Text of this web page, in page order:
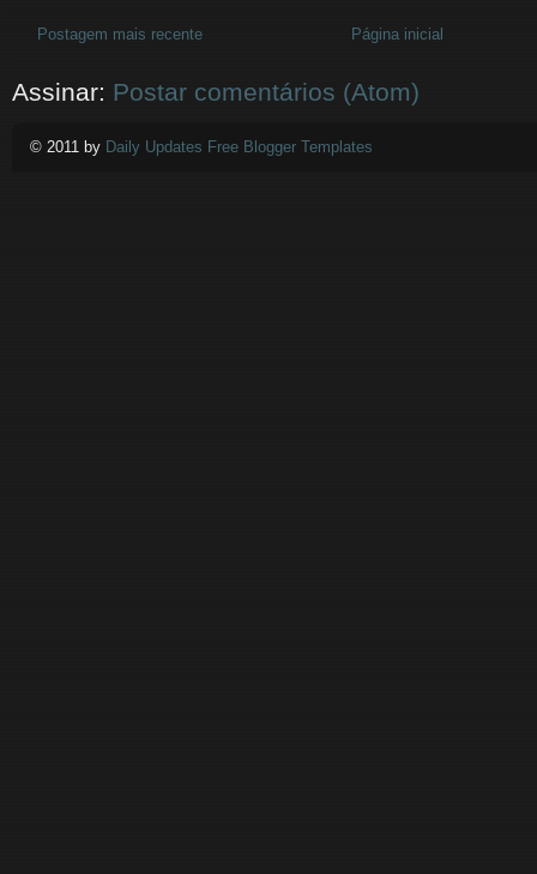
Postagem mais recente Página inicial
Assinar: Postar comentários (Atom)
© 2011 by Daily Updates Free Blogger Templates